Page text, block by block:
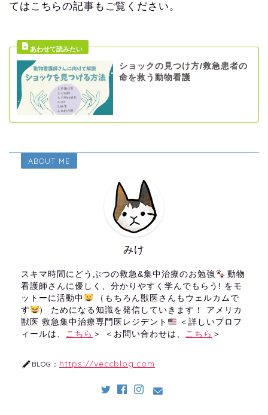
てはこちらの記事もご覧ください。
ショックの見つけ方/救急患者の
命を救う動物看護
ABOUT ME
みけ
スキマ時間にどうぶつの救急&集中治療のお勉強
動物
看護師さんに優しく、分かりやすく学んでもらう! をモ
ットーに活動中
（もちろん獣医さんもウェルカムで
す
） ためになる知識を発信していきます！ アメリカ
獣医 救急集中治療専門医レジデント
＜詳しいプロフ
ィールは、
こちら ＞ ＜お問い合わせは、 こちら ＞
BLOG： https://veccblog.com